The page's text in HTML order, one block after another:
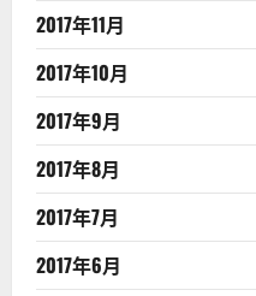
2017年11月
2017年10月
2017年9月
2017年8月
2017年7月
2017年6月